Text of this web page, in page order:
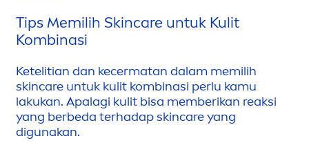
Tips Memilih Skincare untuk Kulit
Kombinasi
Ketelitian dan kecermatan dalam memilih
skincare untuk kulit kombinasi perlu kamu
lakukan. Apalagi kulit bisa memberikan reaksi
yang berbeda terhadapskincareyang
digunakan.